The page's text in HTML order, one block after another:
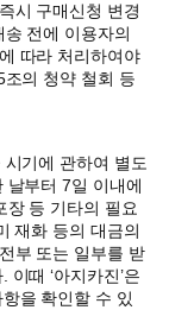
시 구매신청 변경
송 전에 이용자의
따라 처리하여야
의 청약 철회 등
기에 관하여 별도
날부터 7일 이내에
장 등 기타의 필요
재화 등의 대금의
부 또는 일부를 받
때 ‘아지카진’은
을 확인할 수 있